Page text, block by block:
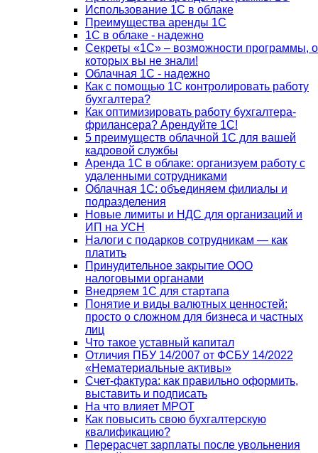
Использование 1С в облаке
Преимущества аренды 1С
1С в облаке - надежно
Секреты «1С» – возможности программы, о
которых вы не знали!
Облачная 1С - надежно
Как с помощью 1С контролировать работу
бухгалтера?
Как оптимизировать работу бухгалтера-
фрилансера? Арендуйте 1С!
5 преимуществ облачной 1С для вашей
кадровой службы
Аренда 1С в облаке: организуем работу с
удаленными сотрудниками
Облачная 1С: объединяем филиалы и
подразделения
Новые лимиты и НДС для организаций и
ИП на УСН
Налоги с подарков сотрудникам — как
платить
Принудительное закрытие ООО
налоговыми органами
Внедряем 1С для стартапа
Понятие и виды валютных ценностей:
просто о сложном для бизнеса и частных
лиц
Что такое уставный капитал
Отличия ПБУ 14/2007 от ФСБУ 14/2022
«Нематериальные активы»
Счет-фактура: как правильно оформить,
выставить и подписать
На что влияет МРОТ
Как повысить свою бухгалтерскую
квалификацию?
Перерасчет зарплаты после увольнения